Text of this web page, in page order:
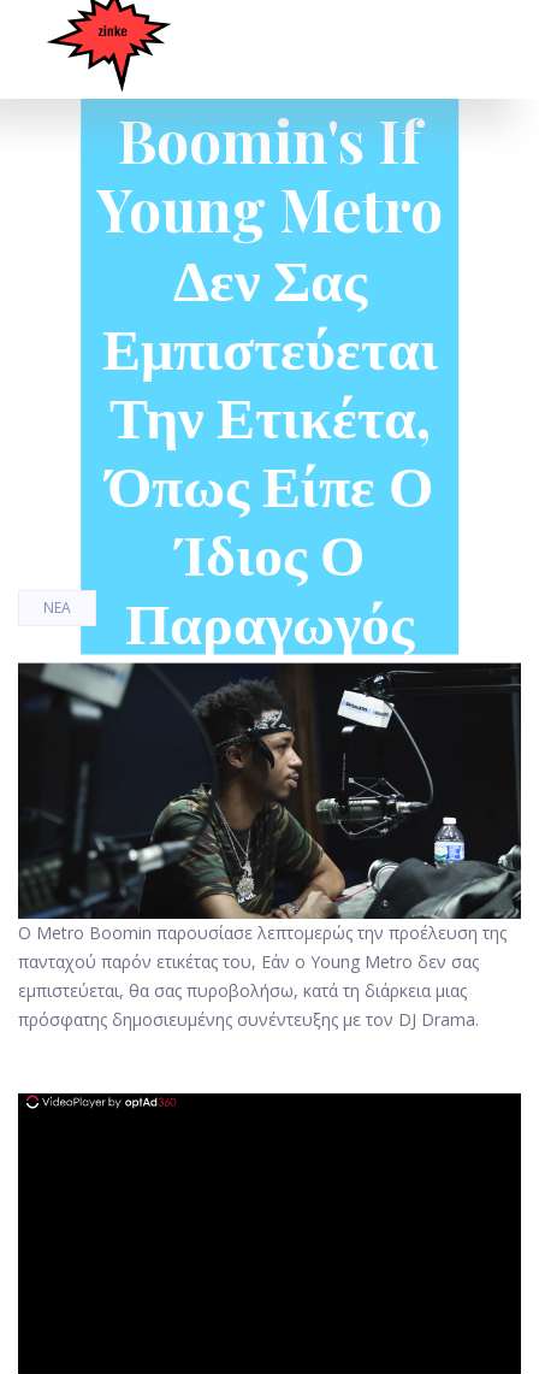
Boomin's If
Young Metro
Δεν Σας
Εμπιστεύεται
Την Ετικέτα,
Όπως Είπε Ο
Ίδιος Ο
Παραγωγός
ΝΈΑ
Ο Metro Boomin παρουσίασε λεπτομερώς την προέλευση της
πανταχού παρόν ετικέτας του, Εάν ο Young Metro δεν σας
εμπιστεύεται, θα σας πυροβολήσω, κατά τη διάρκεια μιας
πρόσφατης δημοσιευμένης συνέντευξης με τον DJ Drama.